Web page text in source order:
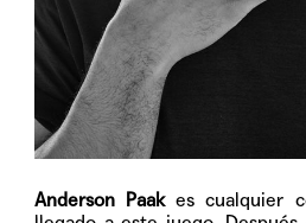
Anderson Paakes cualquier